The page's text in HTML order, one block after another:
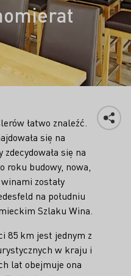
łatwo znaleźć.
się na
się na
roku budowy, nowa,
zostały
na południu
Szlaku Wina.
85 km jest jednym z
w kraju i
lat obejmuje ona